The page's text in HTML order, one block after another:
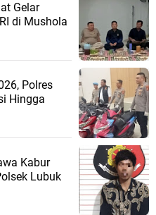
Gelar
di Mushola
Polres
Hingga
Kabur
Lubuk